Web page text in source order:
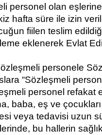
personel olan
hafta süre ile izin
fiilen teslim
eklenerek Evlat
personele
“Sözleşmeli
personel refakat
baba, eş ve
veya tedavisi uzun
bu hallerin